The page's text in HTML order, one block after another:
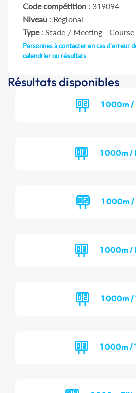
Code compétition : 319094
Niveau : Régional
Type: Stade / Meeting - Course
Personnes à contacter en cas d'erreur
calendrier ou résultats
Résultats disponibles
1 000m /
1 000m /
1 000m /
1 000m /
1 000m /
1 000m /